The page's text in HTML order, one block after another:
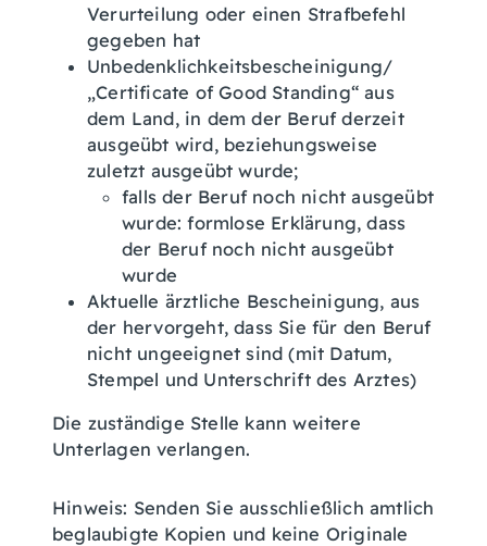
Verurteilung oder einen Strafbefehl
gegeben hat
Unbedenklichkeitsbescheinigung/
„Certificate of Good Standing“ aus
dem Land, in dem der Beruf derzeit
ausgeübt wird, beziehungsweise
zuletzt ausgeübt wurde;
falls der Beruf noch nicht ausgeübt
wurde: formlose Erklärung, dass
der Beruf noch nicht ausgeübt
wurde
Aktuelle ärztliche Bescheinigung, aus
der hervorgeht, dass Sie für den Beruf
nicht ungeeignet sind (mit Datum,
Stempel und Unterschrift des Arztes)
Die zuständige Stelle kann weitere
Unterlagen verlangen.
Hinweis: Senden Sie ausschließlich amtlich
beglaubigte Kopien und keine Originale